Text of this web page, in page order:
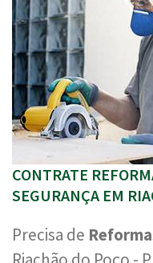
CONTRATE
SEGURANÇA EM
Precisa de